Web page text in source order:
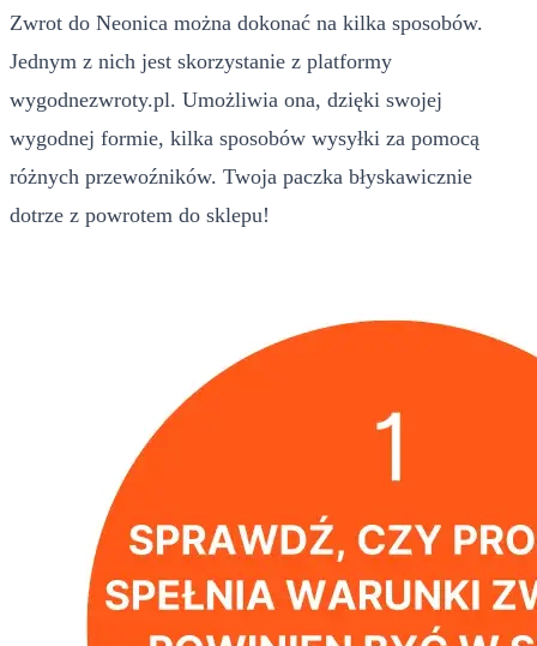
Zwrot do Neonica można dokonać na kilka sposobów.
Jednym z nich jest skorzystanie z platformy
wygodnezwroty.pl. Umożliwia ona, dzięki swojej
wygodnej formie, kilka sposobów wysyłki za pomocą
różnych przewoźników. Twoja paczka błyskawicznie
dotrze z powrotem do sklepu!